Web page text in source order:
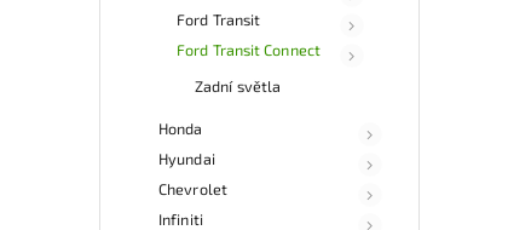
Ford Transit
Ford Transit Connect
Zadní světla
Honda
Hyundai
Chevrolet
Infiniti